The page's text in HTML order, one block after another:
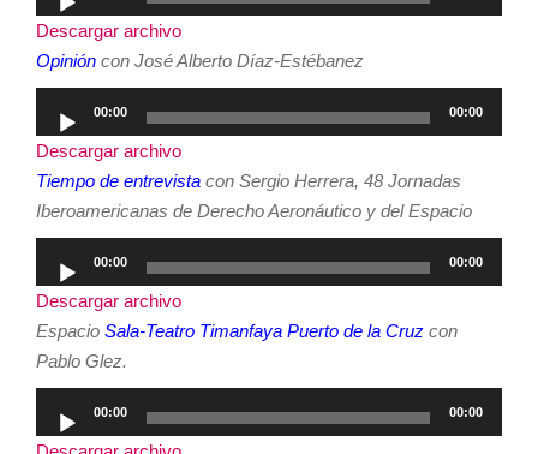
de
audio
Descargar archivo
Opinión con José Alberto Díaz-Estébanez
de
audio
00:00 00:00
Descargar archivo
Tiempo de entrevista con Sergio Herrera, 48 Jornadas
Iberoamericanas de Derecho Aeronáutico y del Espacio
de
audio
00:00 00:00
Descargar archivo
Espacio Sala-Teatro Timanfaya Puerto de la Cruz con
Pablo Glez.
de
00:00 00:00